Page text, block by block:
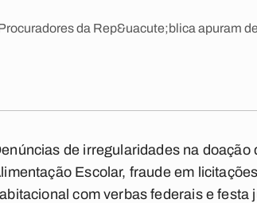
da Rep&uacute;blica apuram
de irregularidades na
Escolar, fraude em
com verbas federais e